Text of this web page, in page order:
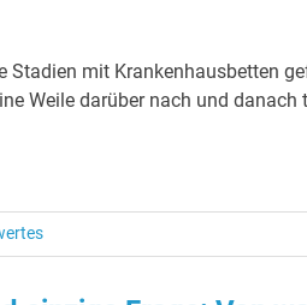
Stadien mit Krankenhausbetten
Weile darüber nach und danach